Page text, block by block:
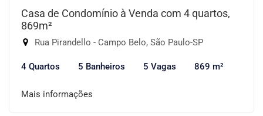
Casa de Condomínio à Venda com 4 quartos,
869m²
Rua Pirandello - Campo Belo, São Paulo-SP
4 Quartos 5 Banheiros 5 Vagas 869 m²
Mais informações